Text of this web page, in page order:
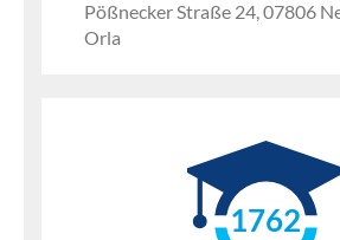
Pößnecker Straße 24, 07806
Orla
1762